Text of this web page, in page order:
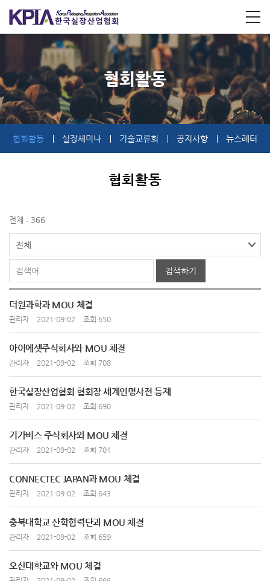
협회활동
협회활동 실장세미나 기술교류회 공지사항 뉴스레터
협회활동
전체 : 366
검색하기
더원과학과 MOU 체결
관리자 2021-09-02 조회 650
아이에셋주식회사와 MOU 체결
관리자 2021-09-02 조회 708
한국실장산업협회 협회장 세계인명사전 등재
관리자 2021-09-02 조회 690
기가비스 주식회사와 MOU 체결
관리자 2021-09-02 조회 701
CONNECTEC JAPAN과 MOU 체결
관리자 2021-09-02 조회 643
충북대학교 산학협력단과 MOU 체결
관리자 2021-09-02 조회 659
오산대학교와 MOU 체결